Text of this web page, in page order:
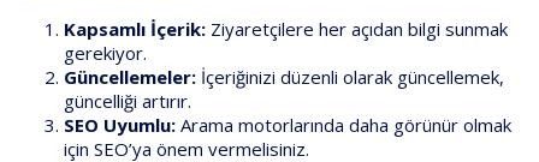
Kapsamlı İçerik:Ziyaretçilere her açıdan bilgi sunmak
gerekiyor.
Güncellemeler:İçeriğinizi düzenli olarak güncellemek,
güncelliği artırır.
SEO Uyumlu:Arama motorlarında daha görünür olmak
için SEO’ya önem vermelisiniz.